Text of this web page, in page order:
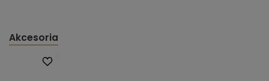
Akcesoria